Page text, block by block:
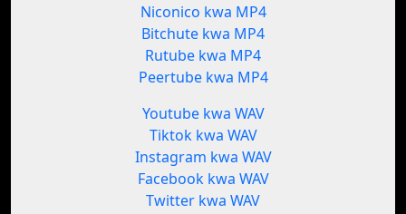
Niconico kwa MP4
Bitchute kwa MP4
Rutube kwa MP4
Peertube kwa MP4
Youtube kwa WAV
Tiktok kwa WAV
Instagram kwa WAV
Facebook kwa WAV
Twitter kwa WAV